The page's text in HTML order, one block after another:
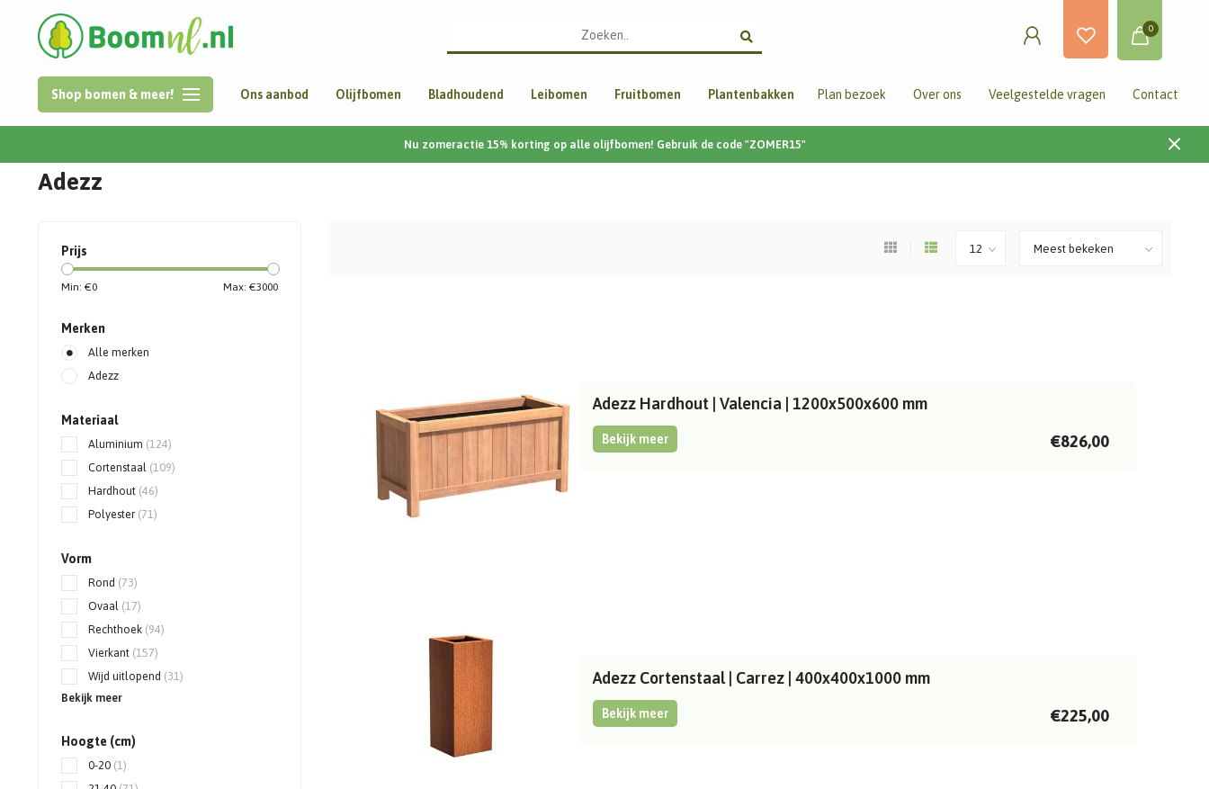
0
Shop bomen & meer! Ons aanbod Olijfbomen Bladhoudend Leibomen Fruitbomen Plantenbakken Plan bezoek Over ons Veelgestelde vragen Contact
Nu zomeractie 15% korting op alle olijfbomen! Gebruik de code "ZOMER15"
Adezz
Prijs
Min: €0 Max: €3000
Merken
Alle merken
Adezz
Materiaal
Aluminium (124)
Cortenstaal (109)
Hardhout (46)
Polyester (71)
Vorm
Rond (73)
Ovaal (17)
Rechthoek (94)
Vierkant (157)
Wijd uitlopend (31)
Bekijk meer
Hoogte (cm)
0-20 (1)
Adezz Hardhout | Valencia | 1200x500x600 mm
Bekijk meer €826,00
Adezz Cortenstaal | Carrez | 400x400x1000 mm
Bekijk meer €225,00